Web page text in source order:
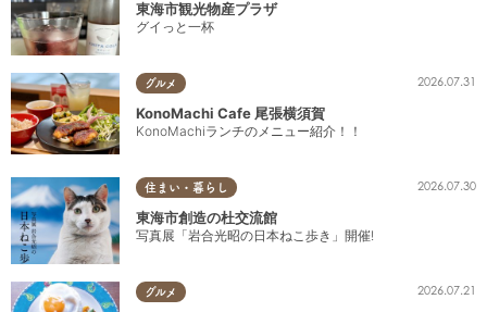
東海市観光物産プラザ
グイっと一杯
グルメ 2026.07.31
KonoMachi Cafe 尾張横須賀
KonoMachiランチのメニュー紹介！！
住まい・暮らし 2026.07.30
東海市創造の杜交流館
写真展「岩合光昭の日本ねこ歩き」開催!
グルメ 2026.07.21